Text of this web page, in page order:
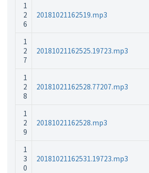
1
2
6
20181021162519.mp3
1
2
7
20181021162525.19723.mp3
1
2
8
20181021162528.77207.mp3
1
2
9
20181021162528.mp3
1
3
0
20181021162531.19723.mp3